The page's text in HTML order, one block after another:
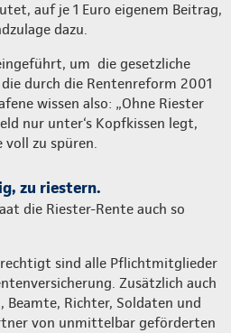
auf je 1 Euro eigenem Beitrag,
dazu.
um die gesetzliche
durch die Rentenreform 2001
wissen also: „Ohne Riester
nur unter‘s Kopfkissen legt,
voll zu spüren.
zu riestern.
die Riester-Rente auch so
sind alle Pflichtmitglieder
Zusätzlich auch
Richter, Soldaten und
von unmittelbar geförderten